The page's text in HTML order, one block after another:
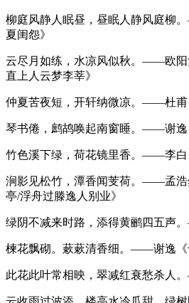
柳庭风静人眠昼，昼眠人静风庭柳
夏闺怨》
云尽月如练，水凉风似秋。——欧阳
直上人云梦李莘》
仲夏苦夜短，开轩纳微凉。——杜甫
琴书倦，鹧鸪唤起南窗睡。——谢逸
竹色溪下绿，荷花镜里香。——李白
涧影见松竹，潭香闻芰荷。——孟浩
亭/浮舟过滕逸人别业》
绿阴不减来时路，添得黄鹂四五声
楝花飘砌。蔌蔌清香细。——谢逸《
此花此叶常相映，翠减红衰愁杀人